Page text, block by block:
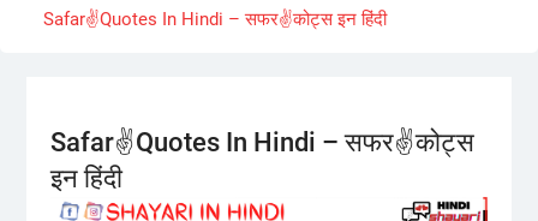
Safar✌️Quotes In Hindi – सफर✌️कोट्स इन हिंदी
Safar✌️Quotes In Hindi – सफर✌️कोट्स
इन हिंदी